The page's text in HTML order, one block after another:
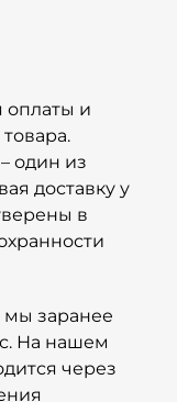
оплаты и
один из
доставку у
в
мы заранее
На нашем
через